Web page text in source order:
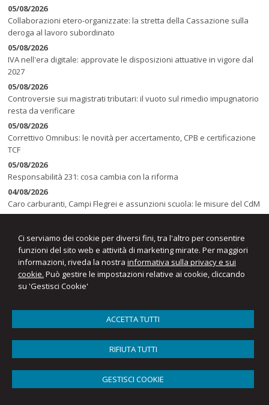
Ci serviamo dei cookie per diversi fini, tra l'altro per consentire
funzioni del sito web e attività di marketing mirate. Per maggiori
informazioni, riveda la nostra informativa sulla privacy e sui
cookie. Può gestire le impostazioni relative ai cookie, cliccando
su 'Gestisci Cookie'
ACCETTA TUTTI
RIFIUTA TUTTI
GESTISCI COOKIE
05/08/2026
Collaborazioni etero-organizzate: la stretta della Cassazione sulla
deroga al lavoro subordinato
05/08/2026
IVA nell'era digitale: approvate le disposizioni attuative in vigore dal
2027
05/08/2026
Controversie sui magistrati tributari: il vuoto sul rimedio impugnatorio
resta da verificare
05/08/2026
Correttivo Omnibus: le novità per accertamento, CPB e certificazione
TCF
05/08/2026
Responsabilità 231: cosa cambia con la riforma
04/08/2026
Caro carburanti, Campi Flegrei e assunzioni scuola: le misure del CdM
spedizioni
BSD Società tra Professionisti s.r.l.
sede legale Via G. Palestino,4 - 89128 Reggio Calabria - sede Piazza
Castello,19 - 27100 Pavia - sede Via Visconti di Modrone 8/6 - 20122